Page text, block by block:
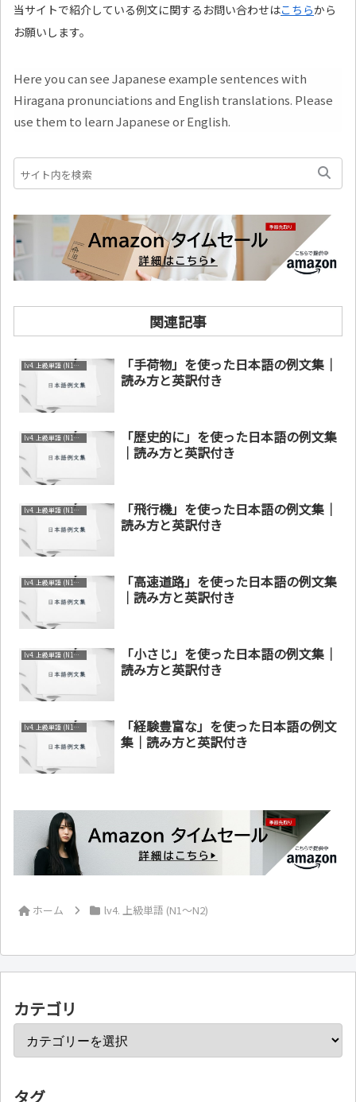
当サイトで紹介している例文に関するお問い合わせはこちらから
お願いします。
Here you can see Japanese example sentences with
Hiragana pronunciations and English translations. Please
use them to learn Japanese or English.
関連記事
lv4. 上級単語 (N1～N2)
「手荷物」を使った日本語の例文集｜
読み方と英訳付き
lv4. 上級単語 (N1～N2)
「歴史的に」を使った日本語の例文集
｜読み方と英訳付き
lv4. 上級単語 (N1～N2)
「飛行機」を使った日本語の例文集｜
読み方と英訳付き
lv4. 上級単語 (N1～N2)
「高速道路」を使った日本語の例文集
｜読み方と英訳付き
lv4. 上級単語 (N1～N2)
「小さじ」を使った日本語の例文集｜
読み方と英訳付き
lv4. 上級単語 (N1～N2)
「経験豊富な」を使った日本語の例文
集｜読み方と英訳付き
ホーム lv4. 上級単語 (N1～N2)
カテゴリ
タグ